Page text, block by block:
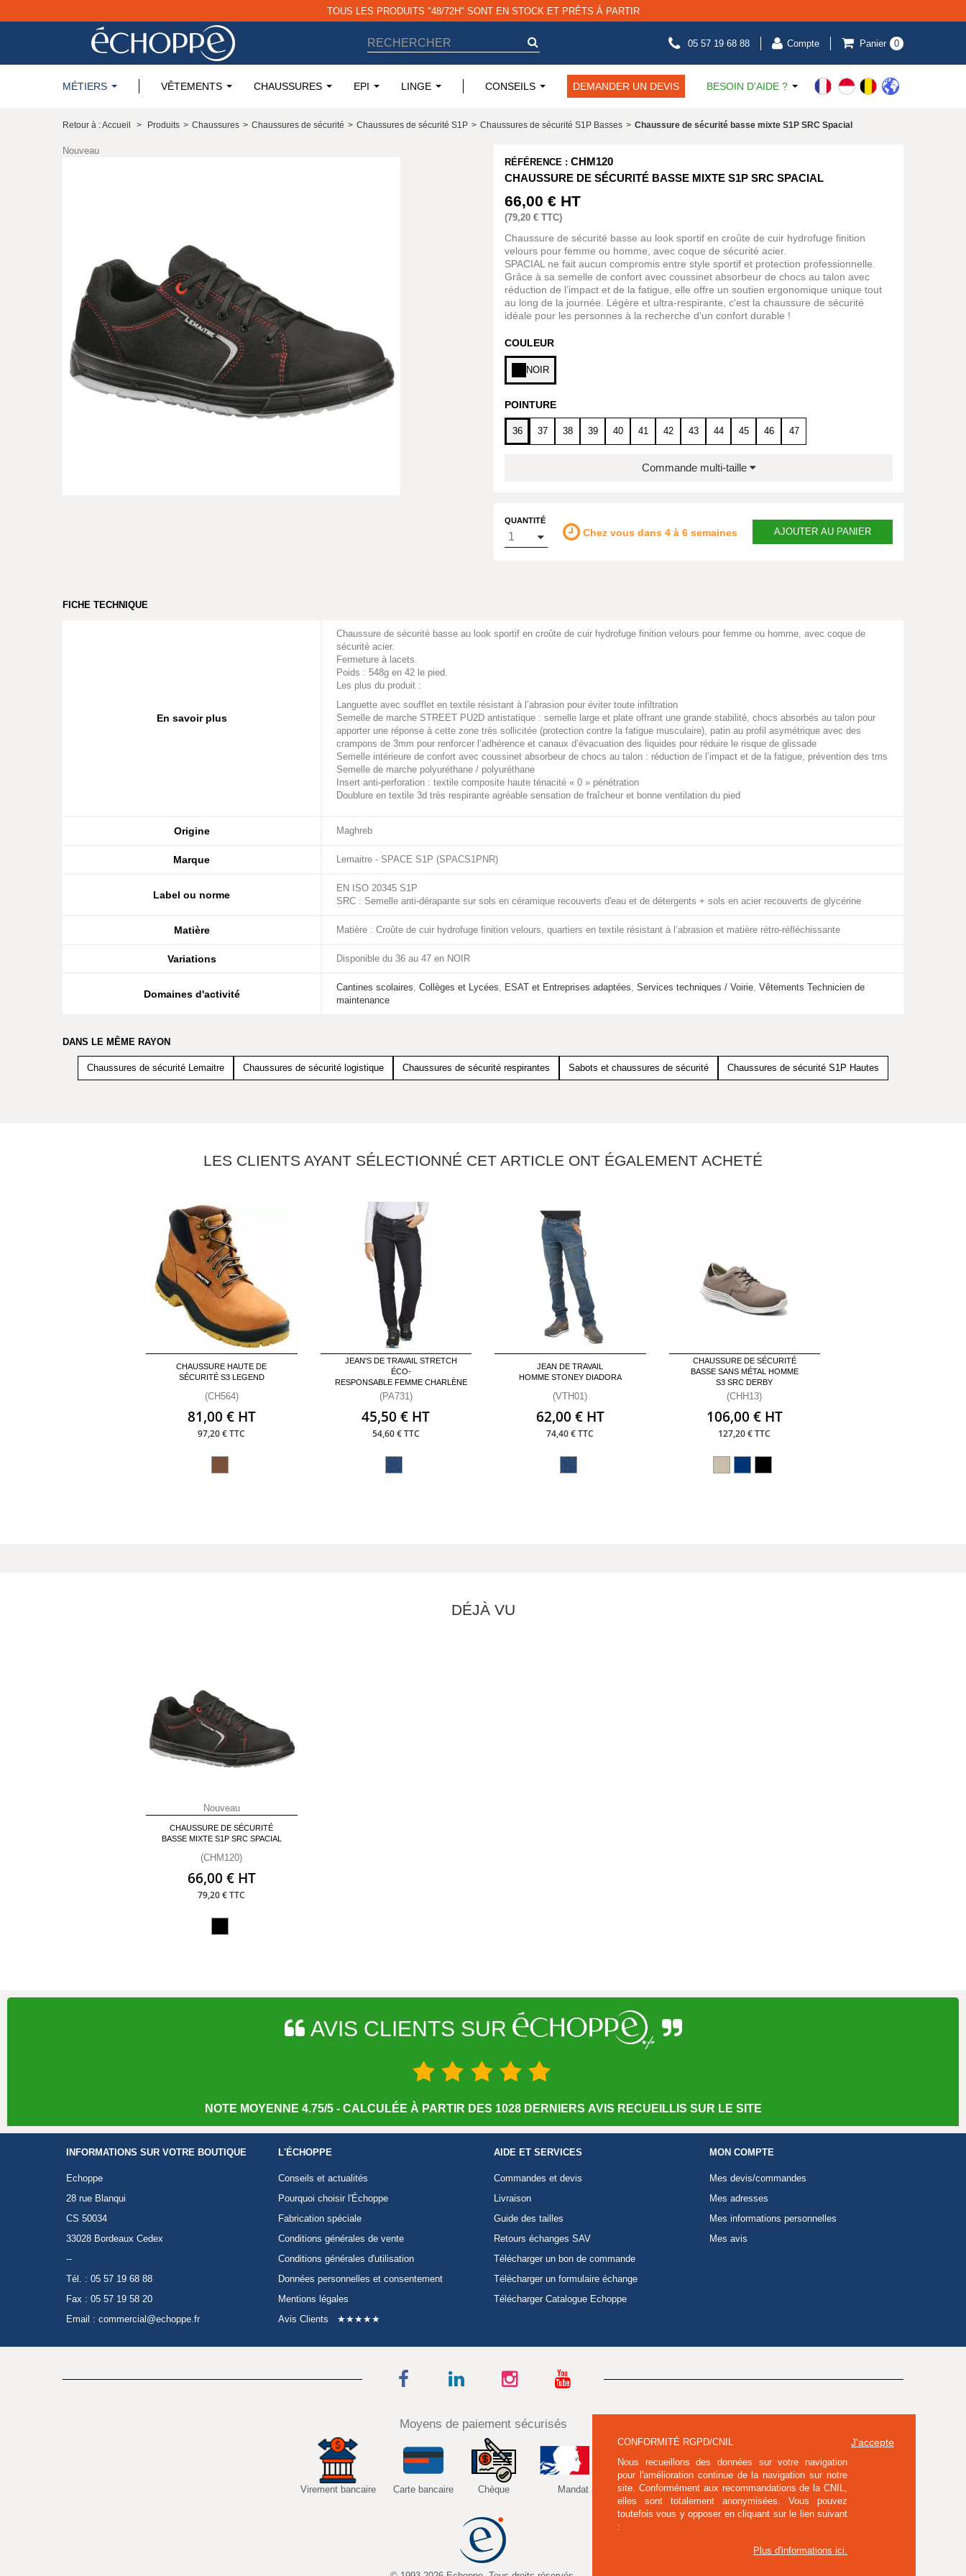
TOUS LES PRODUITS "48/72H" SONT EN STOCK ET PRÊTS À PARTIR
05 57 19 68 88 Compte Panier 0
CONFORMITÉ RGPD/CNIL
Nous recueillons des données sur votre navigation
pour l'amélioration continue de la navigation sur notre
site. Conformément aux recommandations de la CNIL,
elles sont totalement anonymisées. Vous pouvez
toutefois vous y opposer en cliquant sur le lien suivant
:
Plus d'informations ici.
J'accepte
MÉTIERS VÊTEMENTS CHAUSSURES EPI LINGE CONSEILS DEMANDER UN DEVIS BESOIN D'AIDE ?
Retour à : Accueil > Produits > Chaussures > Chaussures de sécurité > Chaussures de sécurité S1P > Chaussures de sécurité S1P Basses > Chaussure de sécurité basse mixte S1P SRC Spacial
Nouveau
RÉFÉRENCE : CHM120
CHAUSSURE DE SÉCURITÉ BASSE MIXTE S1P SRC SPACIAL
66,00 € HT
(79,20 € TTC)
Chaussure de sécurité basse au look sportif en croûte de cuir hydrofuge finition
velours pour femme ou homme, avec coque de sécurité acier.
SPACIAL ne fait aucun compromis entre style sportif et protection professionnelle.
Grâce à sa semelle de confort avec coussinet absorbeur de chocs au talon avec
réduction de l’impact et de la fatigue, elle offre un soutien ergonomique unique tout
au long de la journée. Légère et ultra-respirante, c'est la chaussure de sécurité
idéale pour les personnes à la recherche d'un confort durable !
COULEUR
NOIR
POINTURE
36 37 38 39 40 41 42 43 44 45 46 47
Commande multi-taille
QUANTITÉ
Chez vous dans 4 à 6 semaines AJOUTER AU PANIER
FICHE TECHNIQUE
En savoir plus
Chaussure de sécurité basse au look sportif en croûte de cuir hydrofuge finition velours pour femme ou homme, avec coque de
sécurité acier.
Fermeture à lacets.
Poids : 548g en 42 le pied.
Les plus du produit :
Languette avec soufflet en textile résistant à l’abrasion pour éviter toute infiltration
Semelle de marche STREET PU2D antistatique : semelle large et plate offrant une grande stabilité, chocs absorbés au talon pour
apporter une réponse à cette zone très sollicitée (protection contre la fatigue musculaire), patin au profil asymétrique avec des
crampons de 3mm pour renforcer l’adhérence et canaux d’évacuation des liquides pour réduire le risque de glissade
Semelle intérieure de confort avec coussinet absorbeur de chocs au talon : réduction de l’impact et de la fatigue, prévention des tms
Semelle de marche polyuréthane / polyuréthane
Insert anti-perforation : textile composite haute ténacité « 0 » pénétration
Doublure en textile 3d très respirante agréable sensation de fraîcheur et bonne ventilation du pied
Origine Maghreb
Marque Lemaitre - SPACE S1P (SPACS1PNR)
Label ou norme
EN ISO 20345 S1P
SRC : Semelle anti-dérapante sur sols en céramique recouverts d'eau et de détergents + sols en acier recouverts de glycérine
Matière Matière : Croûte de cuir hydrofuge finition velours, quartiers en textile résistant à l’abrasion et matière rétro-réfléchissante
Variations Disponible du 36 au 47 en NOIR
Domaines d'activité
Cantines scolaires, Collèges et Lycées, ESAT et Entreprises adaptées, Services techniques / Voirie, Vêtements Technicien de
maintenance
DANS LE MÊME RAYON
Chaussures de sécurité Lemaitre Chaussures de sécurité logistique Chaussures de sécurité respirantes Sabots et chaussures de sécurité Chaussures de sécurité S1P Hautes
LES CLIENTS AYANT SÉLECTIONNÉ CET ARTICLE ONT ÉGALEMENT ACHETÉ
CHAUSSURE HAUTE DE
SÉCURITÉ S3 LEGEND
(CH564)
81,00 € HT
97,20 € TTC
JEAN'S DE TRAVAIL STRETCH
ÉCO-
RESPONSABLE FEMME CHARLÈNE
(PA731)
45,50 € HT
54,60 € TTC
JEAN DE TRAVAIL
HOMME STONEY DIADORA
(VTH01)
62,00 € HT
74,40 € TTC
CHAUSSURE DE SÉCURITÉ
BASSE SANS MÉTAL HOMME
S3 SRC DERBY
(CHH13)
106,00 € HT
127,20 € TTC
DÉJÀ VU
Nouveau
CHAUSSURE DE SÉCURITÉ
BASSE MIXTE S1P SRC SPACIAL
(CHM120)
66,00 € HT
79,20 € TTC
AVIS CLIENTS SUR
NOTE MOYENNE 4.75/5 - CALCULÉE À PARTIR DES 1028 DERNIERS AVIS RECUEILLIS SUR LE SITE
INFORMATIONS SUR VOTRE BOUTIQUE
Echoppe
28 rue Blanqui
CS 50034
33028 Bordeaux Cedex
--
Tél. : 05 57 19 68 88
Fax : 05 57 19 58 20
Email : commercial@echoppe.fr
L'ÉCHOPPE
Conseils et actualités
Pourquoi choisir l'Échoppe
Fabrication spéciale
Conditions générales de vente
Conditions générales d'utilisation
Données personnelles et consentement
Mentions légales
Avis Clients
★★★★★
AIDE ET SERVICES
Commandes et devis
Livraison
Guide des tailles
Retours échanges SAV
Télécharger un bon de commande
Télécharger un formulaire échange
Télécharger Catalogue Echoppe
MON COMPTE
Mes devis/commandes
Mes adresses
Mes informations personnelles
Mes avis
Moyens de paiement sécurisés
Virement bancaire Carte bancaire Chèque Mandat administratif